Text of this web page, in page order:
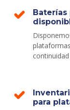
Baterías
para